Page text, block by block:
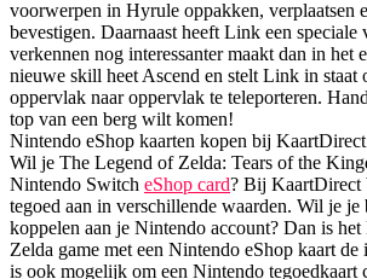
voorwerpen in Hyrule oppakken, verplaatsen
bevestigen. Daarnaast heeft Link een speciale
verkennen nog interessanter maakt dan in het
nieuwe skill heet Ascend en stelt Link in staat
oppervlak naar oppervlak te teleporteren.
top van een berg wilt komen!
Nintendo eShop kaarten kopen bij KaartDirect
Wil je The Legend of Zelda: Tears of the
Nintendo Switch eShop card? Bij KaartDirect
tegoed aan in verschillende waarden. Wil je je
koppelen aan je Nintendo account? Dan is
Zelda game met een Nintendo eShop kaart
is ook mogelijk om een Nintendo tegoedkaart